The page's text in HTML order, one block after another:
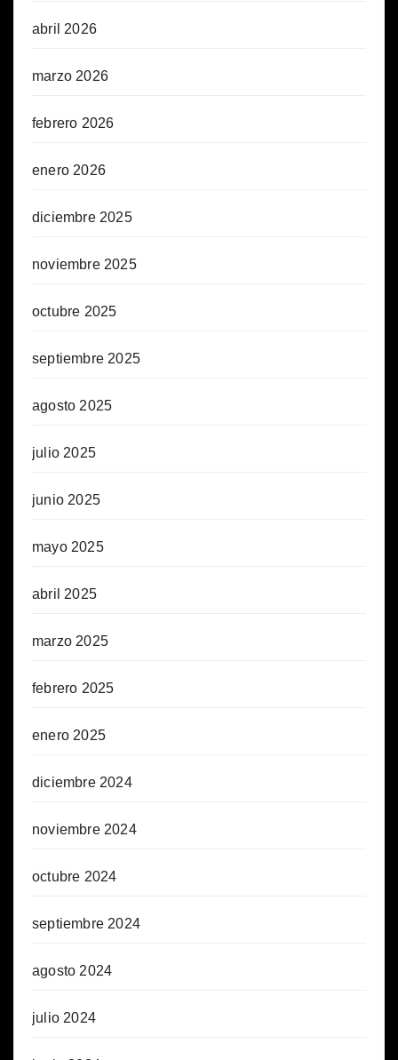
abril 2026
marzo 2026
febrero 2026
enero 2026
diciembre 2025
noviembre 2025
octubre 2025
septiembre 2025
agosto 2025
julio 2025
junio 2025
mayo 2025
abril 2025
marzo 2025
febrero 2025
enero 2025
diciembre 2024
noviembre 2024
octubre 2024
septiembre 2024
agosto 2024
julio 2024